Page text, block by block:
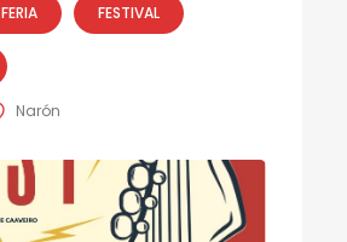
FERIA FESTIVAL
Narón